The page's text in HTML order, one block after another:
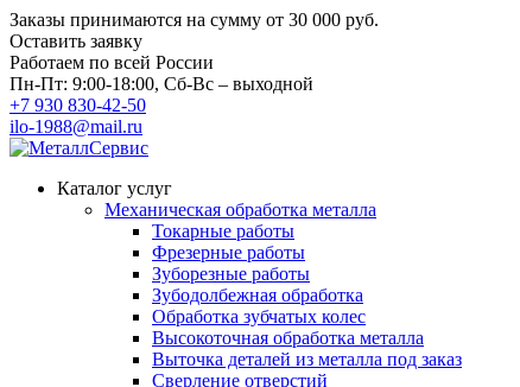
Заказы принимаются на сумму от 30 000 руб.
Оставить заявку
Работаем по всей России
Пн-Пт: 9:00-18:00, Сб-Вс – выходной
+7 930 830-42-50
ilo-1988@mail.ru
Каталог услуг
Механическая обработка металла
Токарные работы
Фрезерные работы
Зуборезные работы
Зубодолбежная обработка
Обработка зубчатых колес
Высокоточная обработка металла
Выточка деталей из металла под заказ
Сверление отверстий